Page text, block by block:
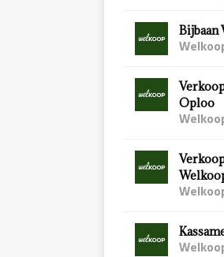
Bijbaan
Oploo